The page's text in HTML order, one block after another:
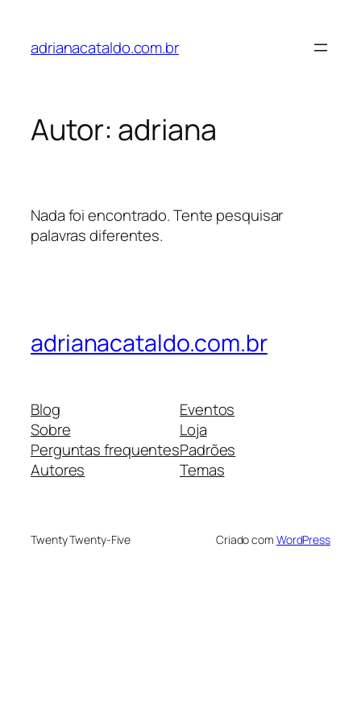
adrianacataldo.com.br
Autor: adriana
Nada foi encontrado. Tente pesquisar
palavras diferentes.
adrianacataldo.com.br
Blog
Sobre
Perguntas frequentes
Autores
Eventos
Loja
Padrões
Temas
Twenty Twenty-Five Criado com WordPress